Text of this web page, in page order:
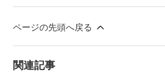
ページの先頭へ戻る
関連記事